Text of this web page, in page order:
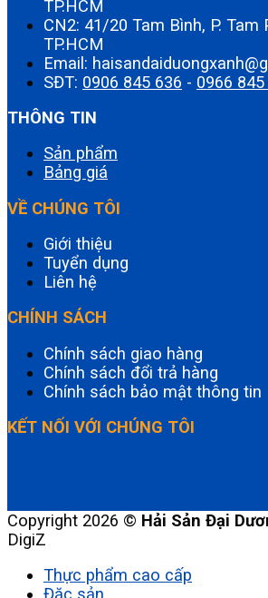
TP.HCM
CN2: 41/20 Tam Bình, P. Tam
TP.HCM
Email:
SĐT: 0906 845 636 - 0966 845
THÔNG TIN
Sản phẩm
Bảng giá
VỀ CHÚNG TÔI
Giới thiệu
Tuyển dụng
Liên hệ
CHÍNH SÁCH
Chính sách giao hàng
Chính sách đổi trả hàng
Chính sách bảo mật thông tin
KẾT NỐI VỚI CHÚNG TÔI
Copyright 2026 © Hải Sản Đại
DigiZ
Thực phẩm cao cấp
Đặc sản